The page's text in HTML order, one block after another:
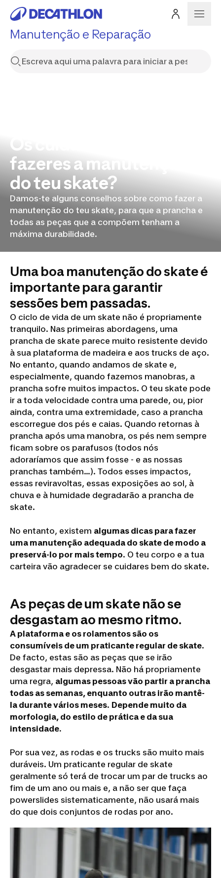
Manutenção e Reparação
Os cuidados a ter e como
fazeres a manutenção
do teu skate?
Damos-te alguns conselhos sobre como fazer a
manutenção do teu skate, para que a prancha e
todas as peças que a compõem tenham a
máxima durabilidade.
Uma boa manutenção do skate é
importante para garantir
sessões bem passadas.
O ciclo de vida de um skate não é propriamente
tranquilo. Nas primeiras abordagens, uma
prancha de skate parece muito resistente devido
à sua plataforma de madeira e aos trucks de aço.
No entanto, quando andamos de skate e,
especialmente, quando fazemos manobras, a
prancha sofre muitos impactos. O teu skate pode
ir a toda velocidade contra uma parede, ou, pior
ainda, contra uma extremidade, caso a prancha
escorregue dos pés e caias. Quando retornas à
prancha após uma manobra, os pés nem sempre
ficam sobre os parafusos (todos nós
adoraríamos que assim fosse - e as nossas
pranchas também...). Todos esses impactos,
essas reviravoltas, essas exposições ao sol, à
chuva e à humidade degradarão a prancha de
skate.
No entanto, existem algumas dicas para fazer
uma manutenção adequada do skate de modo a
preservá-lo por mais tempo. O teu corpo e a tua
carteira vão agradecer se cuidares bem do skate.
As peças de um skate não se
desgastam ao mesmo ritmo.
A plataforma e os rolamentos são os
consumíveis de um praticante regular de skate.
De facto, estas são as peças que se irão
desgastar mais depressa. Não há propriamente
uma regra, algumas pessoas vão partir a prancha
todas as semanas, enquanto outras irão mantê-
la durante vários meses. Depende muito da
morfologia, do estilo de prática e da sua
intensidade.
Por sua vez, as rodas e os trucks são muito mais
duráveis. Um praticante regular de skate
geralmente só terá de trocar um par de trucks ao
fim de um ano ou mais e, a não ser que faça
powerslides sistematicamente, não usará mais
do que dois conjuntos de rodas por ano.